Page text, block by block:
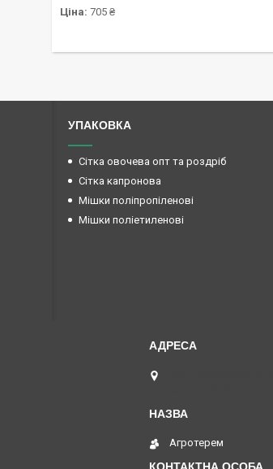
Ціна: 705 ₴
УПАКОВКА
Сітка овочева опт та роздріб
Сітка капронова
Мішки поліпропіленові
Мішки поліетиленові
Агротерем